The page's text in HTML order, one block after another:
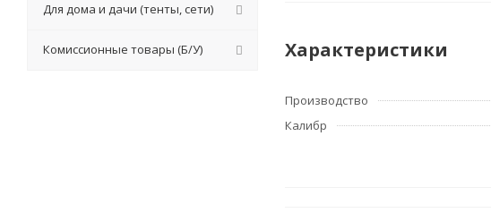
Характеристики
Производство
Калибр
Для дома и дачи (тенты, сети)
Комиссионные товары (Б/У)